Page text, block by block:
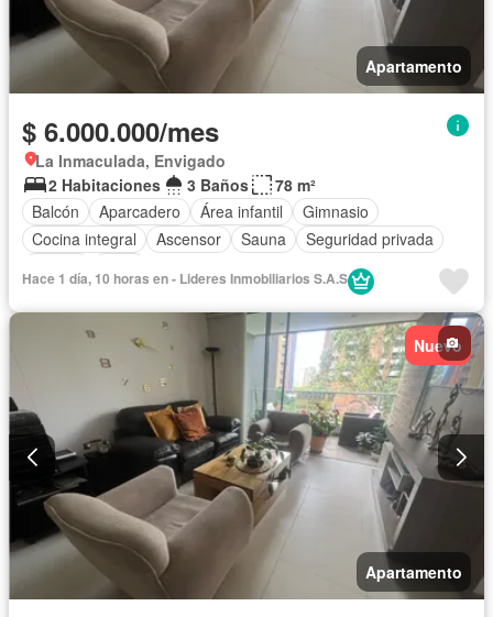
Apartamento
$ 6.000.000/mes
La Inmaculada, Envigado
2 Habitaciones
3 Baños
78 m²
Balcón
Aparcadero Área infantil
Gimnasio
Cocina integral
Ascensor Sauna
Seguridad privada
Hace 1 día, 10 horas en - Lideres Inmobiliarios S.A.S
Nuevo
Apartamento